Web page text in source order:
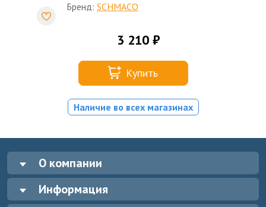
Бренд: SCHMACO
3 210 ₽
Купить
Наличие во всех магазинах
О компании
Информация